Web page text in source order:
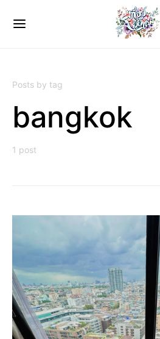
Posts by tag
bangkok
1 post